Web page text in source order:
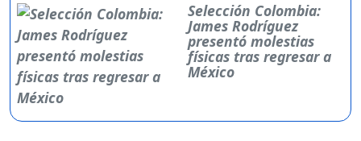
Selección Colombia:
James Rodríguez
presentó molestias
físicas tras regresar a
México